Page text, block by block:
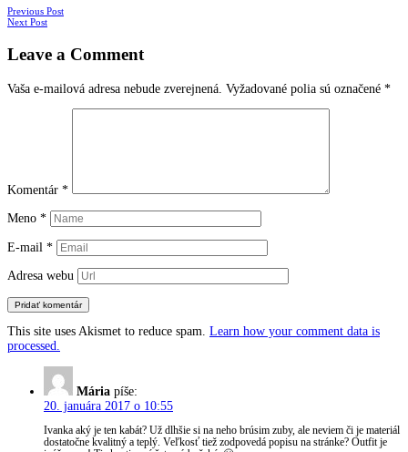
Navigácia
článkoch
Previous Post
Next Post
Leave a Comment
Vaša e-mailová adresa nebude zverejnená. Vyžadované polia sú označené *
Komentár *
Meno *
E-mail *
Adresa webu
This site uses Akismet to reduce spam. Learn how your comment data is
processed.
Mária píše:
20. januára 2017 o 10:55
Ivanka aký je ten kabát? Už dlhšie si na neho brúsim zuby, ale neviem či je materiál
dostatočne kvalitný a teplý. Veľkosť tiež zodpovedá popisu na stránke? Outfit je